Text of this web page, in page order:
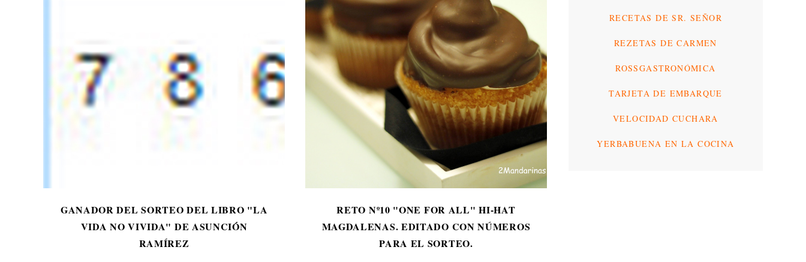
GANADOR DEL SORTEO DEL LIBRO "LA
VIDA NO VIVIDA" DE ASUNCIÓN
RAMÍREZ
RETO Nº10 "ONE FOR ALL" HI-HAT
MAGDALENAS. EDITADO CON NÚMEROS
PARA EL SORTEO.
RECETAS DE SR. SEÑOR
REZETAS DE CARMEN
ROSSGASTRONÓMICA
TARJETA DE EMBARQUE
VELOCIDAD CUCHARA
YERBABUENA EN LA COCINA